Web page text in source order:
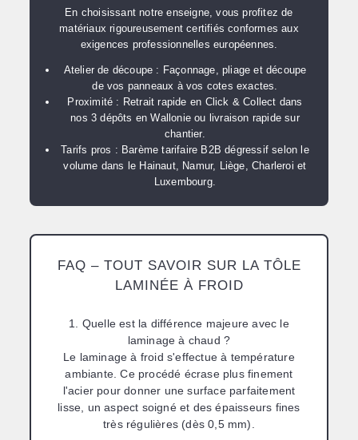
En choisissant notre enseigne, vous profitez de
matériaux rigoureusement certifiés conformes aux
exigences professionnelles européennes.
Atelier de découpe : Façonnage, pliage et découpe
de vos panneaux à vos cotes exactes.
Proximité : Retrait rapide en Click & Collect dans
nos 3 dépôts en Wallonie ou livraison rapide sur
chantier.
Tarifs pros : Barème tarifaire B2B dégressif selon le
volume dans le Hainaut, Namur, Liège, Charleroi et
Luxembourg.
FAQ – TOUT SAVOIR SUR LA TÔLE
LAMINÉE À FROID
1. Quelle est la différence majeure avec le
laminage à chaud ?
Le laminage à froid s'effectue à température
ambiante. Ce procédé écrase plus finement
l'acier pour donner une surface parfaitement
lisse, un aspect soigné et des épaisseurs fines
très régulières (dès 0,5 mm).